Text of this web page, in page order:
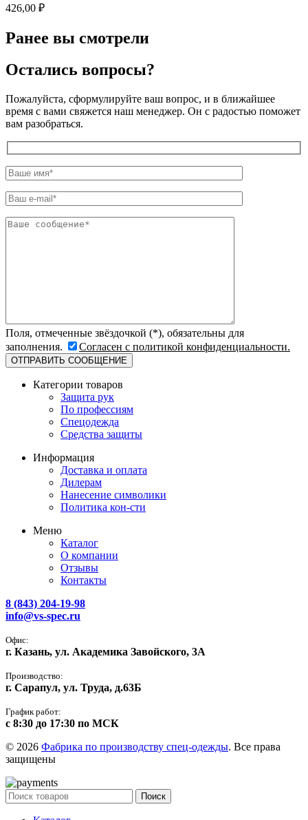
426,00 ₽
Ранее вы смотрели
Остались вопросы?
Пожалуйста, сформулируйте ваш вопрос, и в ближайшее
время с вами свяжется наш менеджер. Он с радостью поможет
вам разобраться.
Поля, отмеченные звёздочкой (*), обязательны для
заполнения.
Согласен с политикой конфиденциальности.
Категории товаров
Защита рук
По профессиям
Спецодежда
Средства защиты
Информация
Доставка и оплата
Дилерам
Нанесение символики
Политика кон-сти
Меню
Каталог
О компании
Отзывы
Контакты
8 (843) 204-19-98
info@vs-spec.ru
Офис:
г. Казань, ул. Академика Завойского, 3А
Производство:
г. Сарапул, ул. Труда, д.63Б
График работ:
с 8:30 до 17:30 по МСК
© 2026 Фабрика по производству спец-одежды. Все права
защищены
Поиск